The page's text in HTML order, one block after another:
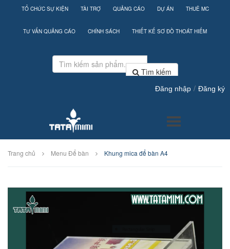
TỔ CHỨC SỰ KIỆN TÀI TRỢ QUẢNG CÁO DỰ ÁN THUÊ MC
TƯ VẤN QUẢNG CÁO CHÍNH SÁCH THIẾT KẾ SƠ ĐỒ THOÁT HIỂM
Tìm kiếm
Đăng nhập / Đăng ký
Trang chủ Menu Để bàn Khung mica để bàn A4